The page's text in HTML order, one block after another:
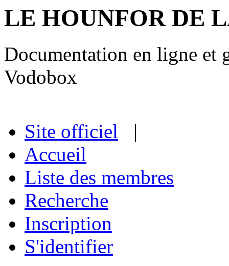
LE HOUNFOR DE
Documentation en ligne et
Vodobox
Site officiel |
Accueil
Liste des membres
Recherche
Inscription
S'identifier